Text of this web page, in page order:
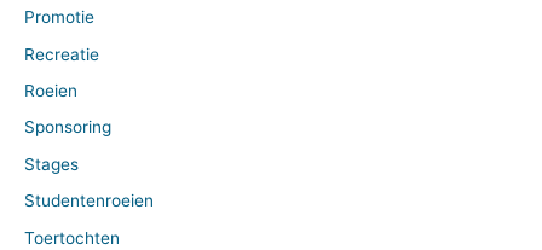
Promotie
Recreatie
Roeien
Sponsoring
Stages
Studentenroeien
Toertochten